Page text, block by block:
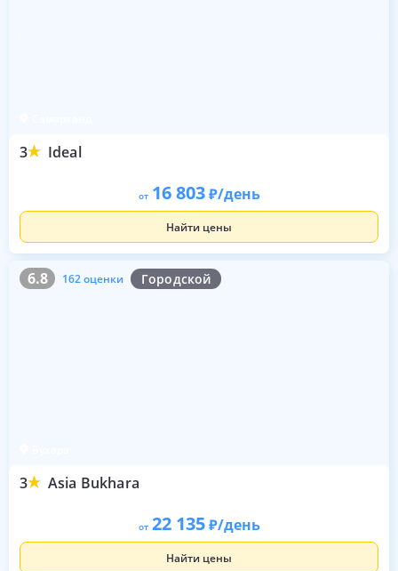
3 Ideal
от 16 803 /день
Найти цены
6.8 162 оценки Городской
3 Asia Bukhara
6.8 162 оценки
от 22 135 /день
Найти цены